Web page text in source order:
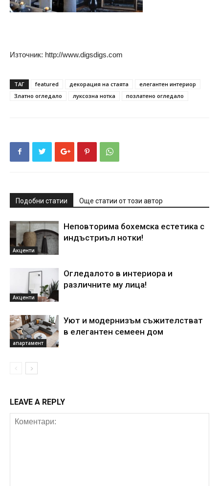
Източник: http://www.digsdigs.com
ТАГ featured декорация на стаята
елегантен интериор
Златно огледало
луксозна нотка позлатено огледало
Подобни статии Още статии от този автор
Акценти
Неповторима бохемска естетика с
индъстриъл нотки!
Акценти
Огледалото в интериора и
различните му лица!
апартамент
Уют и модернизъм съжителстват
в елегантен семеен дом
LEAVE A REPLY